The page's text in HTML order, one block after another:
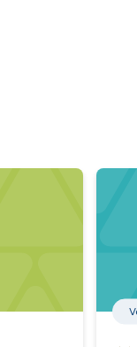
transmises par les